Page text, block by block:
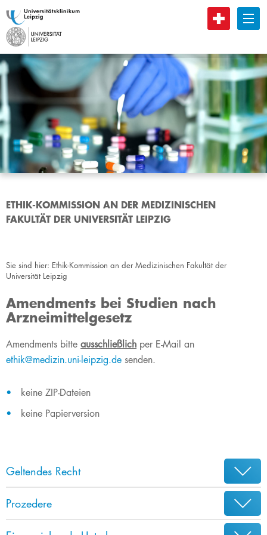
B
ETHIK-KOMMISSION AN DER MEDIZINISCHEN
FAKULTÄT DER UNIVERSITÄT LEIPZIG
Sie sind hier: Ethik-Kommission an der Medizinischen Fakultät der
Universität Leipzig
Amendments bei Studien nach
Arzneimittelgesetz
​​Amendments bitte ausschließlich per E-Mail an
ethik@medizin.uni-leipzig.de ​​ senden.
keine ZIP-Dateien
keine Papierversion
Geltendes Recht
Prozedere